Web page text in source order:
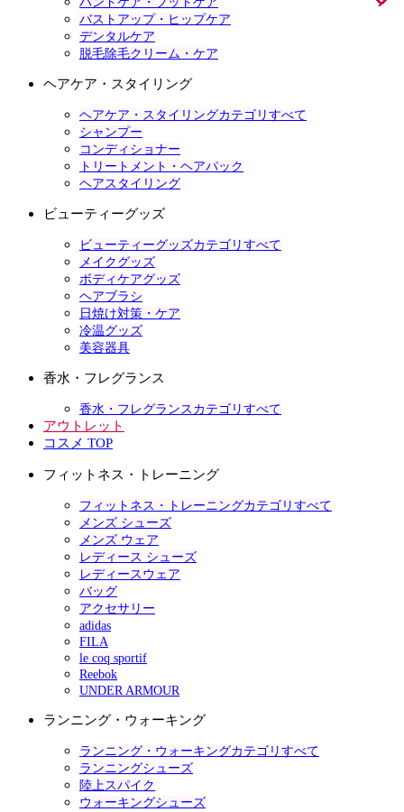
バストアップ・ヒップケア
デンタルケア
脱毛除毛クリーム・ケア
ヘアケア・スタイリング
ヘアケア・スタイリングカテゴリすべて
シャンプー
コンディショナー
トリートメント・ヘアパック
ヘアスタイリング
ビューティーグッズ
ビューティーグッズカテゴリすべて
メイクグッズ
ボディケアグッズ
ヘアブラシ
日焼け対策・ケア
冷温グッズ
美容器具
香水・フレグランス
香水・フレグランスカテゴリすべて
アウトレット
コスメ TOP
フィットネス・トレーニング
フィットネス・トレーニングカテゴリすべて
メンズ シューズ
メンズ ウェア
レディース シューズ
レディースウェア
バッグ
アクセサリー
adidas
FILA
le coq sportif
Reebok
UNDER ARMOUR
ランニング・ウォーキング
ランニング・ウォーキングカテゴリすべて
ランニングシューズ
陸上スパイク
ウォーキングシューズ